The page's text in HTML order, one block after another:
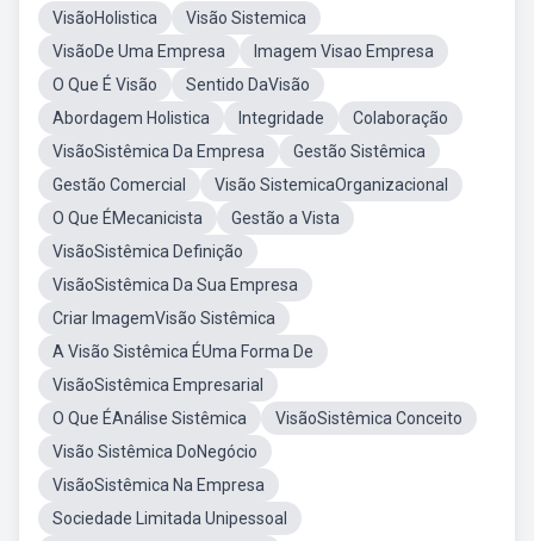
VisãoHolistica
Visão Sistemica
VisãoDe Uma Empresa
Imagem Visao Empresa
O Que É Visão
Sentido DaVisão
Abordagem Holistica
Integridade
Colaboração
VisãoSistêmica Da Empresa
Gestão Sistêmica
Gestão Comercial
Visão SistemicaOrganizacional
O Que ÉMecanicista
Gestão a Vista
VisãoSistêmica Definição
VisãoSistêmica Da Sua Empresa
Criar ImagemVisão Sistêmica
A Visão Sistêmica ÉUma Forma De
VisãoSistêmica Empresarial
O Que ÉAnálise Sistêmica
VisãoSistêmica Conceito
Visão Sistêmica DoNegócio
VisãoSistêmica Na Empresa
Sociedade Limitada Unipessoal